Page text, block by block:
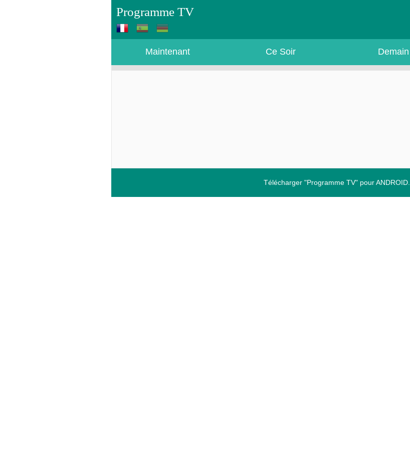
Programme TV
Maintenant Ce Soir Demain
Télécharger "Programme TV" pour ANDROID.